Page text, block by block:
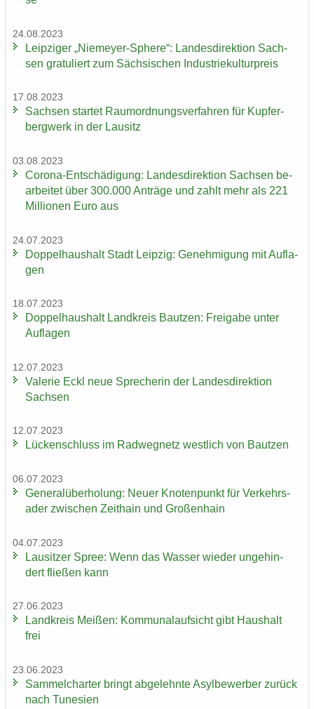
24.08.2023
Leip­zi­ger „Niemeyer-​Sphere“: Lan­des­di­rek­ti­on Sach­
sen gra­tu­liert zum Säch­si­schen In­dus­trie­kul­tur­preis
17.08.2023
Sach­sen star­tet Raum­ord­nungs­ver­fah­ren für Kup­fer­
berg­werk in der Lau­sitz
03.08.2023
Corona-​Entschädigung: Lan­des­di­rek­ti­on Sach­sen be­
ar­bei­tet über 300.000 An­trä­ge und zahlt mehr als 221
Mil­lio­nen Euro aus
24.07.2023
Dop­pel­haus­halt Stadt Leip­zig: Ge­neh­mi­gung mit Auf­la­
gen
18.07.2023
Dop­pel­haus­halt Land­kreis Baut­zen: Frei­ga­be unter
Auf­la­gen
12.07.2023
Va­le­rie Eckl neue Spre­che­rin der Lan­des­di­rek­ti­on
Sach­sen
12.07.2023
Lü­cken­schluss im Rad­weg­netz west­lich von Baut­zen
06.07.2023
Ge­ne­ral­über­ho­lung: Neuer Kno­ten­punkt für Ver­kehrs­
ader zwi­schen Zeit­hain und Gro­ßen­hain
04.07.2023
Lau­sit­zer Spree: Wenn das Was­ser wie­der un­ge­hin­
dert flie­ßen kann
27.06.2023
Land­kreis Mei­ßen: Kom­mu­nal­auf­sicht gibt Haus­halt
frei
23.06.2023
Sam­mel­char­ter bringt ab­ge­lehn­te Asyl­be­wer­ber zu­rück
nach Tu­ne­si­en